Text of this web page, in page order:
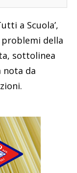
a Scuola’,
problemi della
sottolinea
nota da